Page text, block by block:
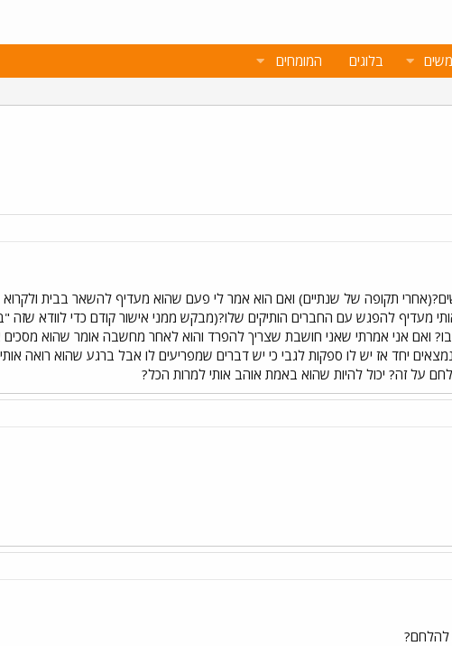
בלוגים המומחים
תקופה של שנתיים) ואם הוא אמר לי פעם שהוא מעדיף להשאר בבית
מעדיף להפגש עם החברים הותיקים שלו?(מבקש ממני אישור קודם כדי לוודא
בו? ואם אני אמרתי שאני חושבת שצריך להפרד והוא לאחר מחשבה אומר שהוא
יחד אז יש לו ספקות לגבי כי יש דברים שמפריעים לו אבל ברגע שהוא רואה
על זה? יכול להיות שהוא באמת אוהב אותי למרות הכל?
להלחם?